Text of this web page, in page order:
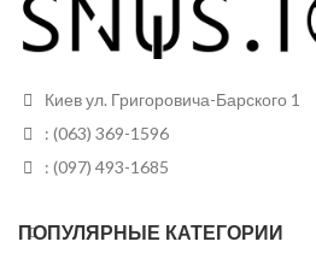
Киев ул. Григоровича-Барского 1
: (063) 369-1596
: (097) 493-1685
ПОПУЛЯРНЫЕ КАТЕГОРИИ